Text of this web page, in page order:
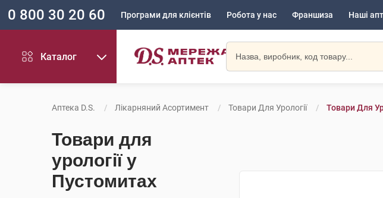
0 800 30 20 60 Програми для клієнтів Робота у нас Франшиза Наші
Каталог
Аптека D.S. Лікарняний Асортимент Товари Для Урології Товари Для
Товари для
урології у
Пустомитах